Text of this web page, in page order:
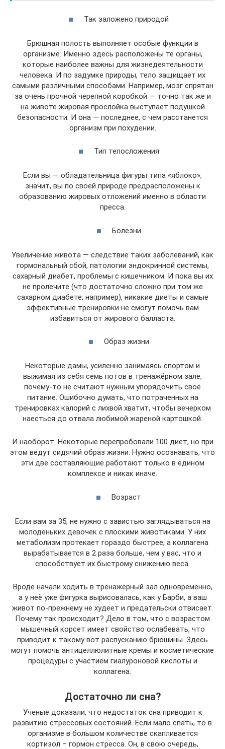
Так заложено природой
Брюшная полость выполняет особые функции в
организме. Именно здесь расположены те органы,
которые наиболее важны для жизнедеятельности
человека. И по задумке природы, тело защищает их
самыми различными способами. Например, мозг спрятан
за очень прочной черепной коробкой — точно так же и
на животе жировая прослойка выступает подушкой
безопасности. И она — последнее, с чем расстанется
организм при похудении.
Тип телосложения
Если вы — обладательница фигуры типа «яблоко»,
значит, вы по своей природе предрасположены к
образованию жировых отложений именно в области
пресса.
Болезни
Увеличение живота — следствие таких заболеваний, как
гормональный сбой, патологии эндокринной системы,
сахарный диабет, проблемы с кишечником. И пока вы их
не пролечите (что достаточно сложно при том же
сахарном диабете, например), никакие диеты и самые
эффективные тренировки не смогут помочь вам
избавиться от жирового балласта.
Образ жизни
Некоторые дамы, усиленно занимаясь спортом и
выжимая из себя семь потов в тренажёрном зале,
почему-то не считают нужным упорядочить своё
питание. Ошибочно думать, что потраченных на
тренировках калорий с лихвой хватит, чтобы вечерком
наесться до отвала любимой жареной картошкой.
И наоборот. Некоторые перепробовали 100 диет, но при
этом ведут сидячий образ жизни. Нужно осознавать, что
эти две составляющие работают только в едином
комплексе и никак иначе.
Возраст
Если вам за 35, не нужно с завистью заглядываться на
молоденьких девочек с плоскими животиками. У них
метаболизм протекает гораздо быстрее, а коллагена
вырабатывается в 2 раза больше, чем у вас, что и
способствует их быстрому снижению веса.
Вроде начали ходить в тренажёрный зал одновременно,
а у неё уже фигурка вырисовалась, как у Барби, а ваш
живот по-прежнему не худеет и предательски отвисает.
Почему так происходит? Дело в том, что с возрастом
мышечный корсет имеет свойство ослабевать, что
приводит к такому вот распусканию брюшины. Здесь
могут помочь антицеллюлитные кремы и косметические
процедуры с участием гиалуроновой кислоты и
коллагена.
Достаточно ли сна?
Ученые доказали, что недостаток сна приводит к
развитию стрессовых состояний. Если мало спать, то в
организме в большом количестве скапливается
кортизол – гормон стресса. Он, в свою очередь,